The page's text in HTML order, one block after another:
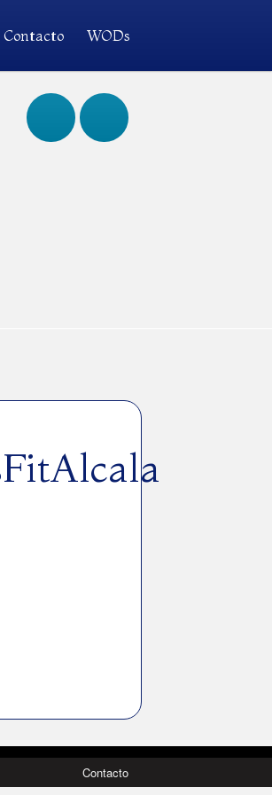
Contacto WODs
Contacto